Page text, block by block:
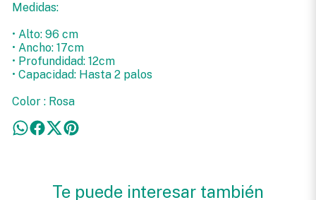
Medidas:
• Alto: 96 cm
• Ancho: 17cm
• Profundidad: 12cm
• Capacidad: Hasta 2 palos
Color : Rosa
Te puede interesar también